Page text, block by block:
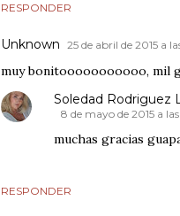
RESPONDER
Unknown 25 de abril de 2015 a
muy bonitooooooooooo, mil
RESPONDER
Soledad Rodriguez
8 de mayo de 2015 a
muchas gracias